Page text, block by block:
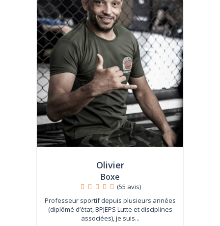
Olivier
Boxe
(55 avis)
Professeur sportif depuis plusieurs années
(diplômé d’état, BPJEPS Lutte et disciplines
associées), je suis...